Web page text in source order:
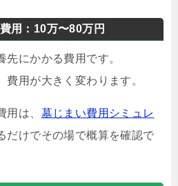
用：10万〜80万円
にかかる費用です。
用が大きく変わります。
用は、 墓じまい費用シミュレ
だけでその場で概算を確認で